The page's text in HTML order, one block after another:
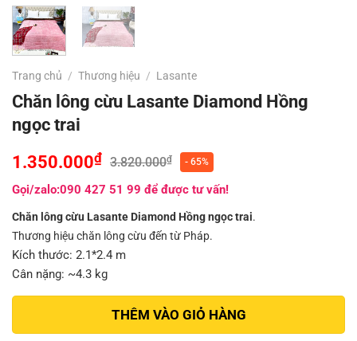
Trang chủ / Thương hiệu / Lasante
Chăn lông cừu Lasante Diamond Hồng
ngọc trai
1.350.000₫ 3.820.000₫ - 65%
Gọi/zalo:090 427 51 99 để được tư vấn!
Chăn lông cừu Lasante Diamond Hồng ngọc trai.
Thương hiệu chăn lông cừu đến từ Pháp.
Kích thước: 2.1*2.4 m
Cân nặng: ~4.3 kg
THÊM VÀO GIỎ HÀNG